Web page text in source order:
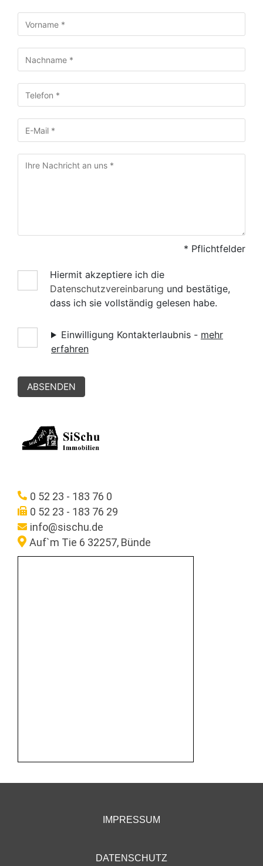
* Pflichtfelder
Hiermit akzeptiere ich die
Datenschutzvereinbarung und bestätige,
dass ich sie vollständig gelesen habe.
Einwilligung Kontakterlaubnis - mehr
erfahren
ABSENDEN
0 52 23 - 183 76 0
0 52 23 - 183 76 29
info@sischu.de
Auf`m Tie 6 32257, Bünde
IMPRESSUM
DATENSCHUTZ